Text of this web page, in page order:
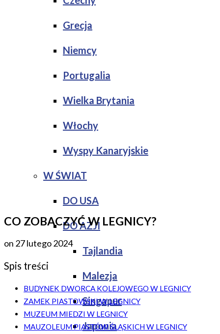
Grecja
Niemcy
Portugalia
Wielka Brytania
Włochy
Wyspy Kanaryjskie
W ŚWIAT
DO USA
DO AZJI
Tajlandia
Malezja
Singapur
Japonia
CO ZOBACZYĆ W LEGNICY?
on 27 lutego 2024
Spis treści
BUDYNEK DWORCA KOLEJOWEGO W LEGNICY
ZAMEK PIASTOWSKI W LEGNICY
MUZEUM MIEDZI W LEGNICY
MAUZOLEUM PIASTÓW ŚLĄSKICH W LEGNICY